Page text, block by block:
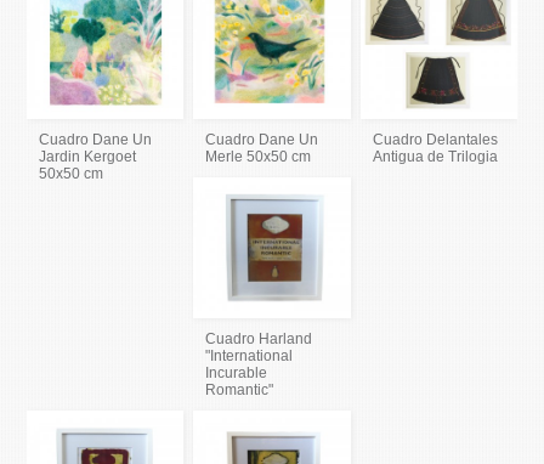
Cuadro Dane Un
Jardin Kergoet
50x50 cm
Cuadro Dane Un
Merle 50x50 cm
Cuadro Delantales
Antigua de Trilogia
Cuadro Harland
"International
Incurable
Romantic"